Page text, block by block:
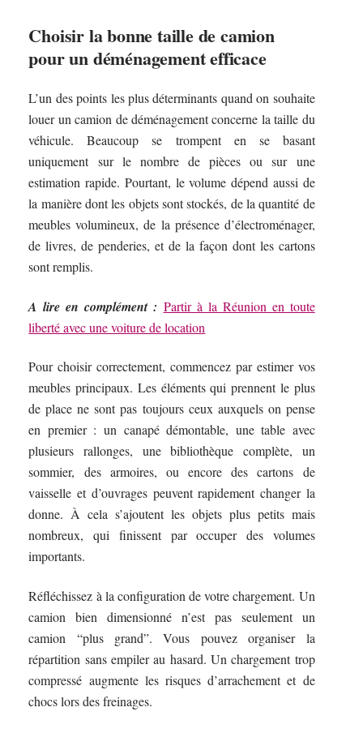
Choisir la bonne taille de camion
pour un déménagement efficace
L’un des points les plus déterminants quand on souhaite
louer un camion de déménagement concerne la taille du
véhicule. Beaucoup se trompent en se basant
uniquement sur le nombre de pièces ou sur une
estimation rapide. Pourtant, le volume dépend aussi de
la manière dont les objets sont stockés, de la quantité de
meubles volumineux, de la présence d’électroménager,
de livres, de penderies, et de la façon dont les cartons
sont remplis.
A lire en complément : Partir à la Réunion en toute
liberté avec une voiture de location
Pour choisir correctement, commencez par estimer vos
meubles principaux. Les éléments qui prennent le plus
de place ne sont pas toujours ceux auxquels on pense
en premier : un canapé démontable, une table avec
plusieurs rallonges, une bibliothèque complète, un
sommier, des armoires, ou encore des cartons de
vaisselle et d’ouvrages peuvent rapidement changer la
donne. À cela s’ajoutent les objets plus petits mais
nombreux, qui finissent par occuper des volumes
importants.
Réfléchissez à la configuration de votre chargement. Un
camion bien dimensionné n’est pas seulement un
camion “plus grand”. Vous pouvez organiser la
répartition sans empiler au hasard. Un chargement trop
compressé augmente les risques d’arrachement et de
chocs lors des freinages.